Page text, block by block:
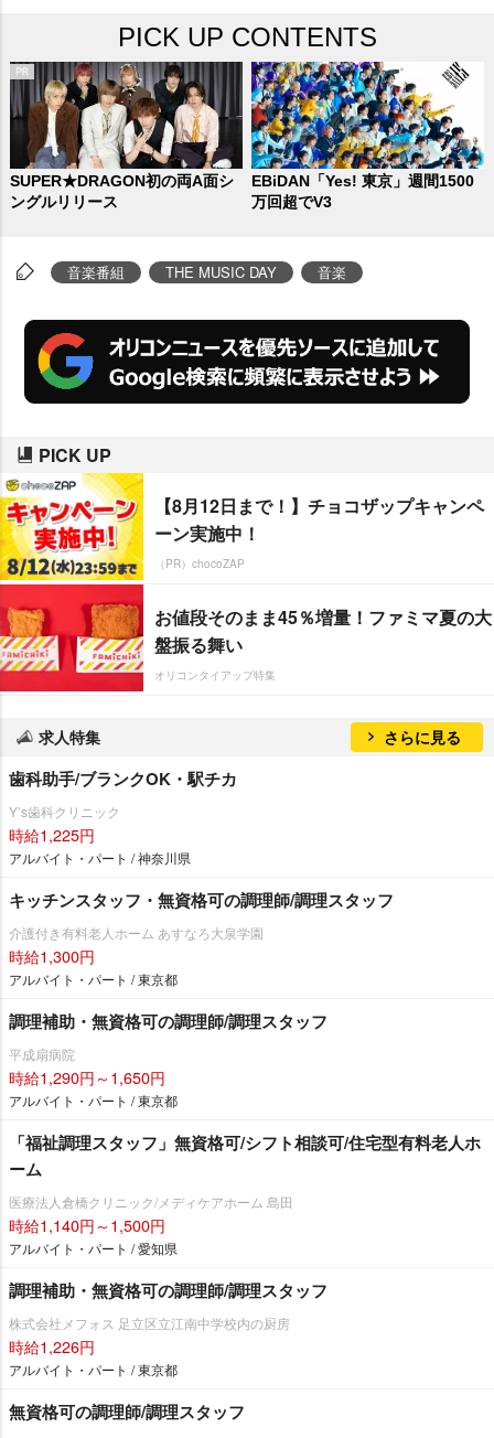
BE:FIRST、マルシィ、M!LKの出
演が7日、発表された。
PICK UP CONTENTS
SUPER★DRAGON初の両A面シ
ングルリリース
EBiDAN「Yes! 東京」週間1500
万回超でV3
音楽番組 THE MUSIC DAY 音楽
PICK UP
【8月12日まで！】チョコザップキャンペ
ーン実施中！
（PR）chocoZAP
お値段そのまま45％増量！ファミマ夏の大
盤振る舞い
オリコンタイアップ特集
求人特集 さらに見る
歯科助手/ブランクOK・駅チカ
Y’s歯科クリニック
時給1,225円
アルバイト・パート / 神奈川県
キッチンスタッフ・無資格可の調理師/調理スタッフ
介護付き有料老人ホーム あすなろ大泉学園
時給1,300円
アルバイト・パート / 東京都
調理補助・無資格可の調理師/調理スタッフ
平成扇病院
時給1,290円～1,650円
アルバイト・パート / 東京都
「福祉調理スタッフ」無資格可/シフト相談可/住宅型有料老人ホ
ーム
医療法人倉橋クリニック/メディケアホーム 島田
時給1,140円～1,500円
アルバイト・パート / 愛知県
調理補助・無資格可の調理師/調理スタッフ
株式会社メフォス 足立区立江南中学校内の厨房
時給1,226円
アルバイト・パート / 東京都
無資格可の調理師/調理スタッフ